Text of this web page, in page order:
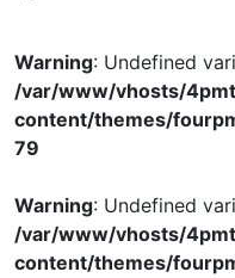
Warning: Undefined
/var/www/vhosts/
content/themes/
79
Warning: Undefined
/var/www/vhosts/
content/themes/